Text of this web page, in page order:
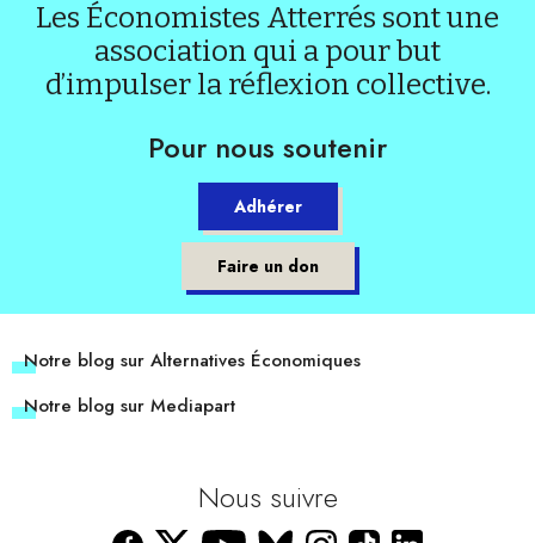
Les Économistes Atterrés sont une
association qui a pour but
d’impulser la réflexion collective.
Pour nous soutenir
Adhérer
Faire un don
Notre blog sur Alternatives Économiques
Notre blog sur Mediapart
Nous suivre